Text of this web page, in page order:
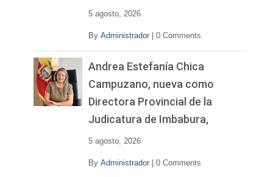
5 agosto, 2026
By Administrador 0 Comments
Andrea Estefanía Chica
Campuzano, nueva como
Directora Provincial de la
Judicatura de Imbabura,
5 agosto, 2026
By Administrador 0 Comments